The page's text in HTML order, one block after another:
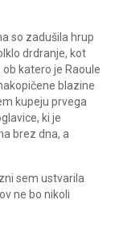
so zadušila hrup
drdranje, kot
katero je Raoule
blazine
kupeju prvega
ki je
brez dna, a
sem ustvarila
ne bo nikoli